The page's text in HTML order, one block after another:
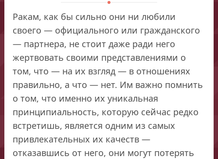
Ракам, как бы сильно они ни любили
своего — официального или гражданского
— партнера, не стоит даже ради него
жертвовать своими представлениями о
том, что — на их взгляд — в отношениях
правильно, а что — нет. Им важно помнить
о том, что именно их уникальная
принципиальность, которую сейчас редко
встретишь, является одним из самых
привлекательных их качеств —
отказавшись от него, они могут потерять